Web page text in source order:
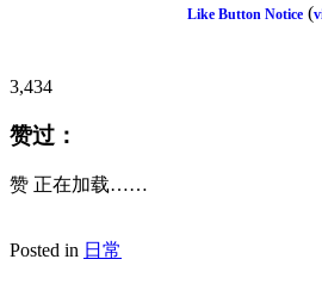
Like Button Notice (
3,434
赞过：
赞 正在加载……
Posted in 日常